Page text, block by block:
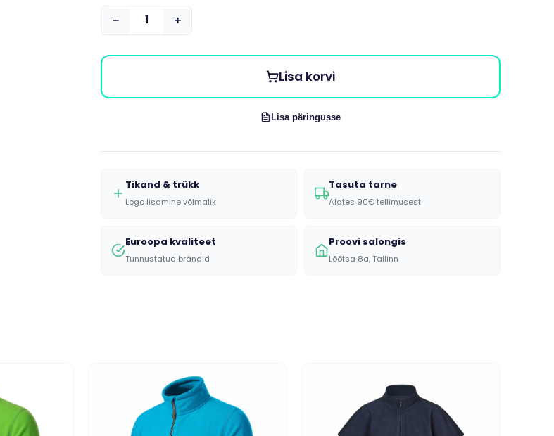
− +
Lisa korvi
Lisa päringusse
Tikand & trükk
Logo lisamine võimalik
Tasuta tarne
Alates 90€ tellimusest
Euroopa kvaliteet
Tunnustatud brändid
Proovi salongis
Lõõtsa 8a, Tallinn